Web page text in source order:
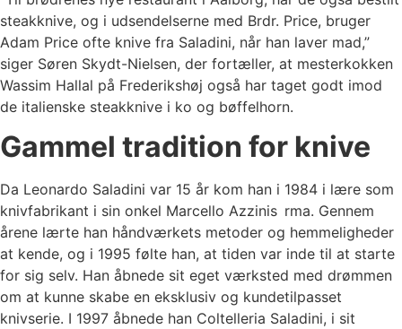
steakknive, og i udsendelserne med Brdr. Price, bruger
Adam Price ofte knive fra Saladini, når han laver mad,”
siger Søren Skydt-Nielsen, der fortæller, at mesterkokken
Wassim Hallal på Frederikshøj også har taget godt imod
de italienske steakknive i ko og bøffelhorn.
Gammel tradition for knive
Da Leonardo Saladini var 15 år kom han i 1984 i lære som
knivfabrikant i sin onkel Marcello Azzinis rma. Gennem
årene lærte han håndværkets metoder og hemmeligheder
at kende, og i 1995 følte han, at tiden var inde til at starte
for sig selv. Han åbnede sit eget værksted med drømmen
om at kunne skabe en eksklusiv og kundetilpasset
knivserie. I 1997 åbnede han Coltelleria Saladini, i sit